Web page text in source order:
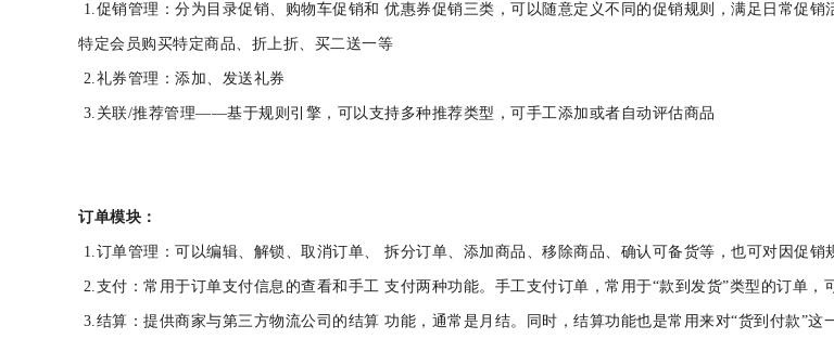
1.促销管理：分为目录促销、购物车促销和 优惠券促销三类，可以随意定义不同的促销规则，满足日常促
特定会员购买特定商品、折上折、买二送一等
2.礼券管理：添加、发送礼券
3.关联/推荐管理――基于规则引擎，可以支持多种推荐类型，可手工添加或者自动评估商品
订单模块：
1.订单管理：可以编辑、解锁、取消订单、 拆分订单、添加商品、移除商品、确认可备货等，也可对因
2.支付：常用于订单支付信息的查看和手工 支付两种功能。手工支付订单，常用于“款到发货”类型的订
3.结算：提供商家与第三方物流公司的结算 功能，通常是月结。同时，结算功能也是常用来对“货到付款